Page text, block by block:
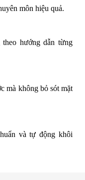
môn hiệu quả.
hướng dẫn từng
mà không bỏ sót mặt
và tự động khôi